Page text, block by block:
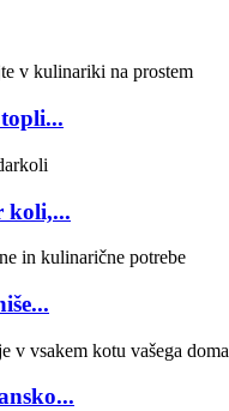
koli,...